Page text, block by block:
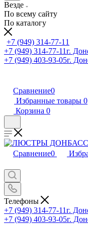
Везде
По всему сайту
По каталогу
+7 (949) 314-77-11
+7 (949) 314-77-11г.
+7 (949) 403-93-05г.
Сравнение0
Избранные товары 0
Корзина 0
Сравнение0
Телефоны
+7 (949) 314-77-11г.
+7 (949) 403-93-05г.